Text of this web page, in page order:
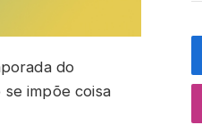
do
impõe coisa